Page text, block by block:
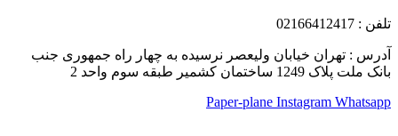
تلفن : 02166412417
آدرس : تهران خیابان ولیعصر نرسیده به چهار راه جمهوری جنب
بانک ملت پلاک 1249 ساختمان کشمیر طبقه سوم واحد 2
Paper-plane Instagram Whatsapp